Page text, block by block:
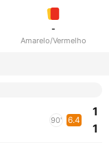
-
Amarelo/Vermelho
90' 6.4
1
1